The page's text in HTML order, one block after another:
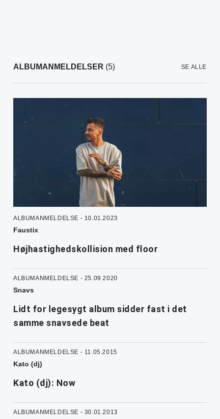
ALBUMANMELDELSER (5) SE ALLE
ALBUMANMELDELSE - 10.01.2023
Faustix
Højhastighedskollision med floor
ALBUMANMELDELSE - 25.09.2020
Snavs
Lidt for legesygt album sidder fast i det
samme snavsede beat
ALBUMANMELDELSE - 11.05.2015
Kato (dj)
Kato (dj): Now
ALBUMANMELDELSE - 30.01.2013